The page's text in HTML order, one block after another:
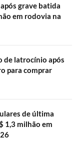
grave batida
em rodovia na
de latrocínio após
para comprar
de última
1,3 milhão em